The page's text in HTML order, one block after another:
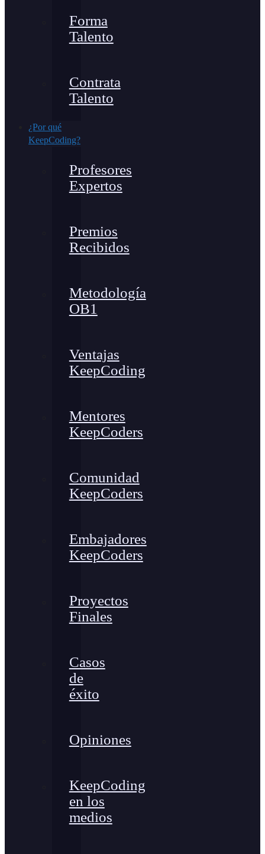
Forma
Talento
Contrata
Talento
¿Por qué
KeepCoding?
Profesores
Expertos
Premios
Recibidos
Metodología
OB1
Ventajas
KeepCoding
Mentores
KeepCoders
Comunidad
KeepCoders
Embajadores
KeepCoders
Proyectos
Finales
Casos
de
éxito
Opiniones
KeepCoding
en los
medios